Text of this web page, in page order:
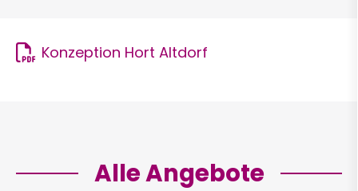
Konzeption Hort Altdorf
Alle Angebote